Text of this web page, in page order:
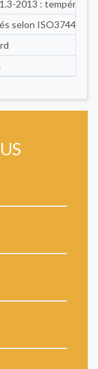
2013 :
selon ISO3744.